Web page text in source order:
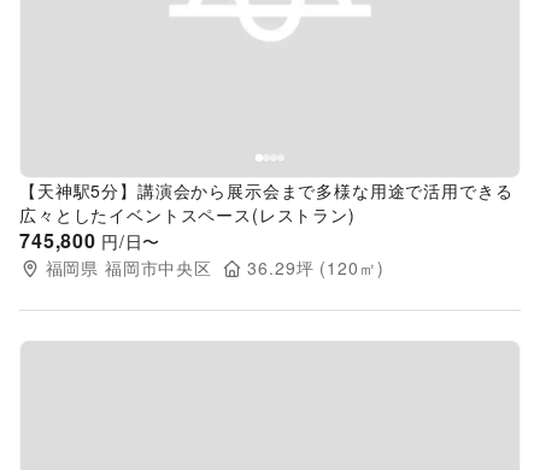
Previous slide
【天神駅5分】講演会から展示会まで多様な用途で活用できる
広々としたイベントスペース(レストラン)
745,800 円/日〜
福岡県 福岡市中央区 36.29坪 (120 ㎡)